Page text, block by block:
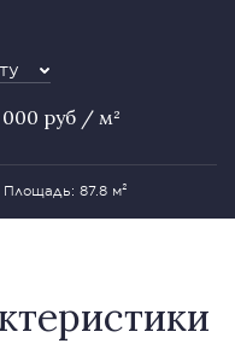
000 руб / м²
Площадь: 87.8 м²